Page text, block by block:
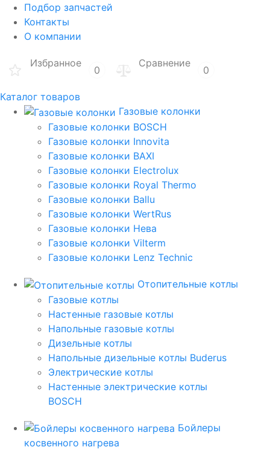
Подбор запчастей
Контакты
О компании
Избранное
0
Сравнение
0
Каталог товаров
Газовые колонки
Газовые колонки BOSCH
Газовые колонки Innovita
Газовые колонки BAXI
Газовые колонки Electrolux
Газовые колонки Royal Thermo
Газовые колонки Ballu
Газовые колонки WertRus
Газовые колонки Нева
Газовые колонки Vilterm
Газовые колонки Lenz Technic
Отопительные котлы
Газовые котлы
Настенные газовые котлы
Напольные газовые котлы
Дизельные котлы
Напольные дизельные котлы Buderus
Электрические котлы
Настенные электрические котлы
BOSCH
Бойлеры
косвенного нагрева